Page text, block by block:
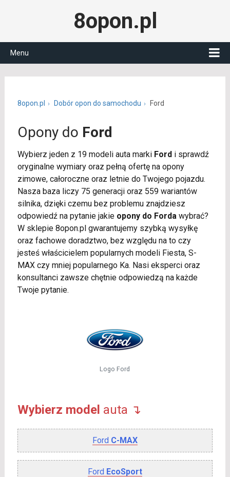
8opon.pl
Menu
8opon.pl Dobór opon do samochodu Ford
Opony do Ford
Logo Ford
Wybierz jeden z 19 modeli auta marki Fordi sprawdź
oryginalne wymiary oraz pełną ofertę na opony
zimowe, całoroczne oraz letnie do Twojego pojazdu.
Nasza baza liczy 75 generacji oraz 559 wariantów
silnika, dzięki czemu bez problemu znajdziesz
odpowiedź na pytanie jakie opony do Fordawybrać?
W sklepie 8opon.pl gwarantujemy szybką wysyłkę
oraz fachowe doradztwo, bez względu na to czy
jesteś właścicielem popularnych modeli Fiesta, S-
MAX czy mniej popularnego Ka. Nasi eksperci oraz
konsultanci zawsze chętnie odpowiedzą na każde
Twoje pytanie.
Wybierz model auta ↴
Ford C-MAX
Ford EcoSport